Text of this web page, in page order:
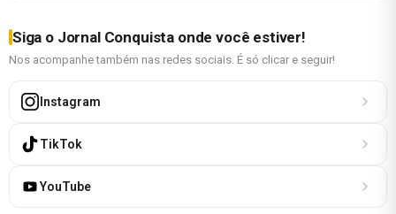
Siga o Jornal Conquista onde você estiver!
Nos acompanhe também nas redes sociais. É só clicar e seguir!
Instagram
TikTok
YouTube